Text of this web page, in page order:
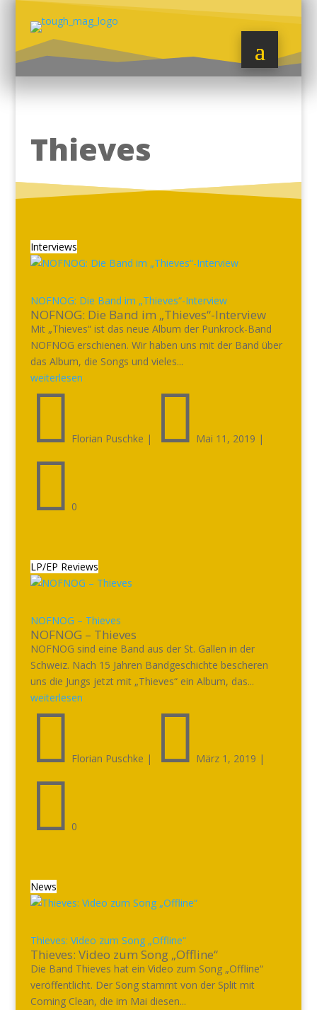
Thieves
Interviews
NOFNOG: Die Band im „Thieves“-Interview
NOFNOG: Die Band im „Thieves“-Interview
Mit „Thieves“ ist das neue Album der Punkrock-Band
NOFNOG erschienen. Wir haben uns mit der Band über
das Album, die Songs und vieles...
weiterlesen
 Florian Puschke |  Mai 11, 2019 |
 0
LP/EP Reviews
NOFNOG – Thieves
NOFNOG – Thieves
NOFNOG sind eine Band aus der St. Gallen in der
Schweiz. Nach 15 Jahren Bandgeschichte bescheren
uns die Jungs jetzt mit „Thieves“ ein Album, das...
weiterlesen
 Florian Puschke |  März 1, 2019 |
 0
News
Thieves: Video zum Song „Offline“
Thieves: Video zum Song „Offline“
Die Band Thieves hat ein Video zum Song „Offline“
veröffentlicht. Der Song stammt von der Split mit
Coming Clean, die im Mai diesen...